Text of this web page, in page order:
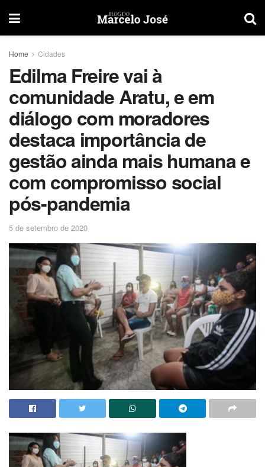
Home Cidades
Edilma Freire vai à
comunidade Aratu, e em
diálogo com moradores
destaca importância de
gestão ainda mais humana e
com compromisso social
pós-pandemia
5 de setembro de 2020